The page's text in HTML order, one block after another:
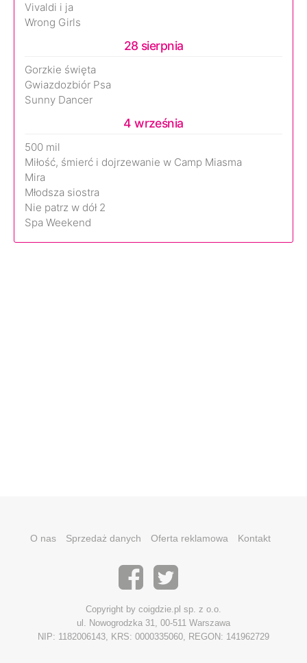
Vivaldi i ja
Wrong Girls
28 sierpnia
Gorzkie święta
Gwiazdozbiór Psa
Sunny Dancer
4 września
500 mil
Miłość, śmierć i dojrzewanie w Camp Miasma
Mira
Młodsza siostra
Nie patrz w dół 2
Spa Weekend
O nas Sprzedaż danych Oferta reklamowa Kontakt
Copyright by coigdzie.pl sp. z o.o.
ul. Nowogrodzka 31, 00-511 Warszawa
NIP: 1182006143, KRS: 0000335060, REGON: 141962729